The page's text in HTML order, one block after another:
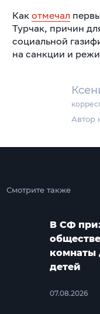
Автор
Как отмечал
Турчак, причин
социальной
на санкции и
Смотрите также
В СФ
комнаты
детей
07.08.2026